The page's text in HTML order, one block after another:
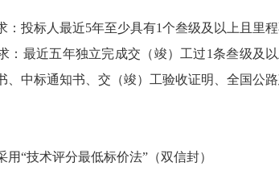
：投标人最近5年至少具有1个叁级及以上且里
：最近五年独立完成交（竣）工过1条叁级及
、中标通知书、交（竣）工验收证明、全国公
用“技术评分最低标价法”（双信封）